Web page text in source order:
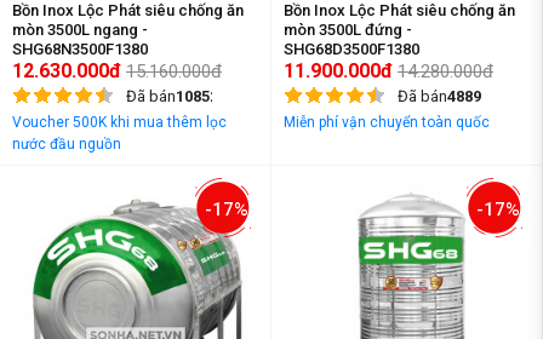
Bồn Inox Lộc Phát siêu chống ăn
mòn 3500L ngang -
SHG68N3500F1380
12.630.000đ 15.160.000đ
Đã bán10852
Voucher 500K khi mua thêm lọc
nước đầu nguồn
Bồn Inox Lộc Phát siêu chống ăn
mòn 3500L đứng -
SHG68D3500F1380
11.900.000đ 14.280.000đ
Đã bán4889
Miễn phí vận chuyển toàn quốc
-17% -17%